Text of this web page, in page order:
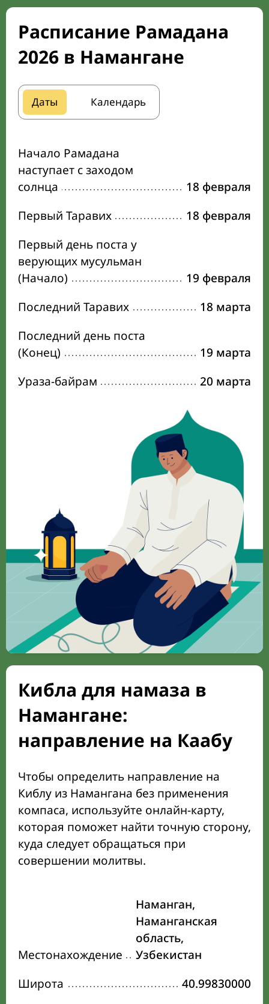
Расписание Рамадана
2026 в Намангане
Даты Календарь
Начало Рамадана
наступает с заходом
солнца
18 февраля
Первый Таравих
18 февраля
Первый день поста у
верующих мусульман
(Начало)
19 февраля
Последний Таравих
18 марта
Последний день поста
(Конец)
19 марта
Ураза-байрам
20 марта
Кибла для намаза в
Намангане:
направление на Каабу
Чтобы определить направление на
Киблу из Намангана без применения
компаса, используйте онлайн-карту,
которая поможет найти точную сторону,
куда следует обращаться при
совершении молитвы.
Местонахождение
Наманган,
Наманганская
область,
Узбекистан
Широта
40.99830000